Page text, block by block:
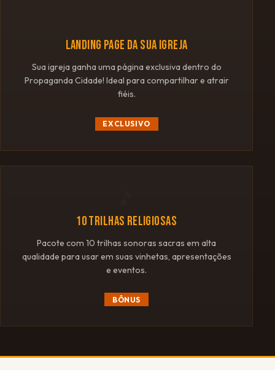
LANDING PAGE DA SUA IGREJA
Sua igreja ganha uma página exclusiva dentro do
Propaganda Cidade! Ideal para compartilhar e atrair
fiéis.
EXCLUSIVO
10 TRILHAS RELIGIOSAS
Pacote com 10 trilhas sonoras sacras em alta
qualidade para usar em suas vinhetas, apresentações
e eventos.
BÔNUS